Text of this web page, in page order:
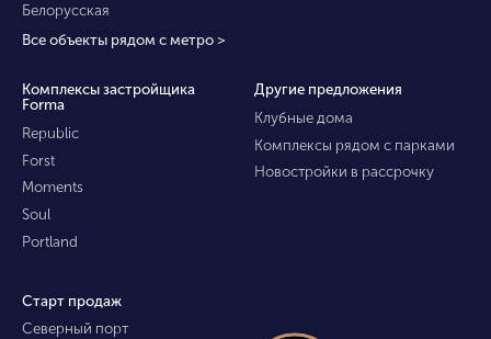
Белорусская
Все объекты рядом с метро >
Комплексы застройщика
Forma
Republic
Forst
Moments
Soul
Portland
Другие предложения
Клубные дома
Комплексы рядом с парками
Новостройки в рассрочку
Старт продаж
Северный порт